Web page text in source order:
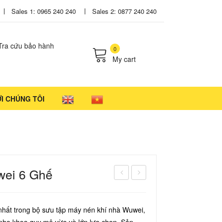
Sales 1: 0965 240 240 Sales 2: 0877 240 240
cứu bảo hành 0
My cart
CHÚNG TÔI
Khí
kho
6 Ghế
trong bộ sưu tập máy nén khí nhà Wuwei,